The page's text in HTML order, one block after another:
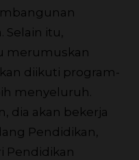
itu,
merumuskan
diikuti program-
menyeluruh.
dia akan bekerja
Pendidikan,
Pendidikan